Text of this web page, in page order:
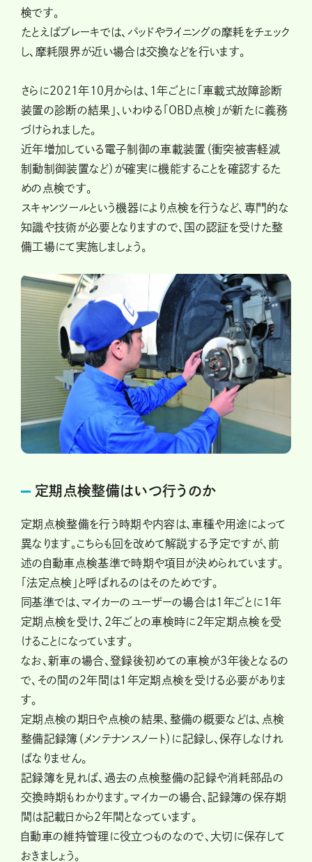
検です。
たとえばブレーキでは、パッドやライニングの摩耗をチェック
し、摩耗限界が近い場合は交換などを行います。
さらに2021年10月からは、1年ごとに「車載式故障診断
装置の診断の結果」、いわゆる「OBD点検」が新たに義務
づけられました。
近年増加している電子制御の車載装置（衝突被害軽減
制動制御装置など）が確実に機能することを確認するた
めの点検です。
スキャンツールという機器により点検を行うなど、専門的な
知識や技術が必要となりますので、国の認証を受けた整
備工場にて実施しましょう。
定期点検整備はいつ行うのか
定期点検整備を行う時期や内容は、車種や用途によって
異なります。こちらも回を改めて解説する予定ですが、前
述の自動車点検基準で時期や項目が決められています。
「法定点検」と呼ばれるのはそのためです。
同基準では、マイカーのユーザーの場合は1年ごとに１年
定期点検を受け、2年ごとの車検時に２年定期点検を受
けることになっています。
なお、新車の場合、登録後初めての車検が3年後となるの
で、その間の2年間は１年定期点検を受ける必要がありま
す。
定期点検の期日や点検の結果、整備の概要などは、点検
整備記録簿（メンテナンスノート）に記録し、保存しなけれ
ばなりません。
記録簿を見れば、過去の点検整備の記録や消耗部品の
交換時期もわかります。マイカーの場合、記録簿の保存期
間は記載日から２年間となっています。
自動車の維持管理に役立つものなので、大切に保存して
おきましょう。